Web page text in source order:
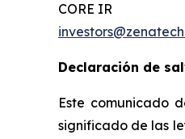
CORE IR
Declaración de
Este comunicado
significado de las